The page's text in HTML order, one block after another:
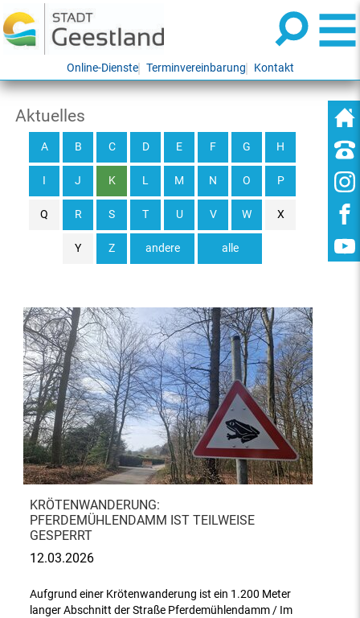
Online-Dienste Terminvereinbarung Kontakt
Aktuelles
alle
A B C D E F G H
I J K L M N O P
Q R S T U V W X
Y Z andere
KRÖTENWANDERUNG:
PFERDEMÜHLENDAMM IST TEILWEISE
GESPERRT
12.03.2026
Aufgrund einer Krötenwanderung ist ein 1.200 Meter
langer Abschnitt der Straße Pferdemühlendamm / Im